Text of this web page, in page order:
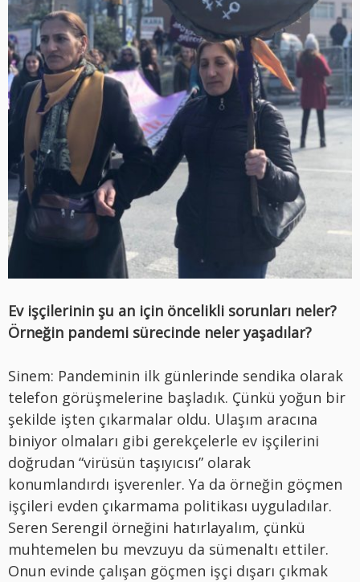
Ev işçilerinin şu an için öncelikli sorunları neler?
Örneğin pandemi sürecinde neler yaşadılar?
Sinem: Pandeminin ilk günlerinde sendika olarak
telefon görüşmelerine başladık. Çünkü yoğun bir
şekilde işten çıkarmalar oldu. Ulaşım aracına
biniyor olmaları gibi gerekçelerle ev işçilerini
doğrudan “virüsün taşıyıcısı” olarak
konumlandırdı işverenler. Ya da örneğin göçmen
işçileri evden çıkarmama politikası uyguladılar.
Seren Serengil örneğini hatırlayalım, çünkü
muhtemelen bu mevzuyu da sümenaltı ettiler.
Onun evinde çalışan göçmen işçi dışarı çıkmak